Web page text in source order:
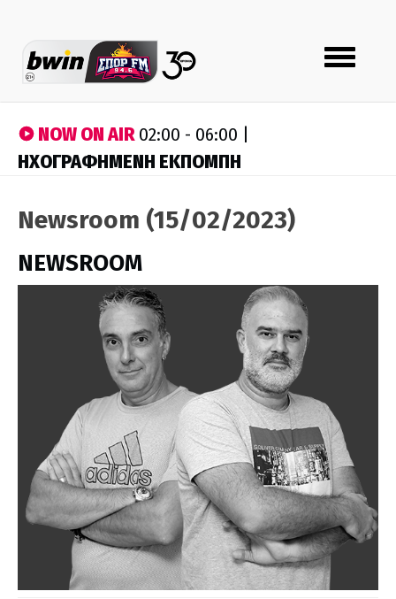
Toggle
navigation
NOW ON AIR02:00 - 06:00 |
ΗΧΟΓΡΑΦΗΜΕΝΗ ΕΚΠΟΜΠΗ
Newsroom (15/02/2023)
NEWSROOM